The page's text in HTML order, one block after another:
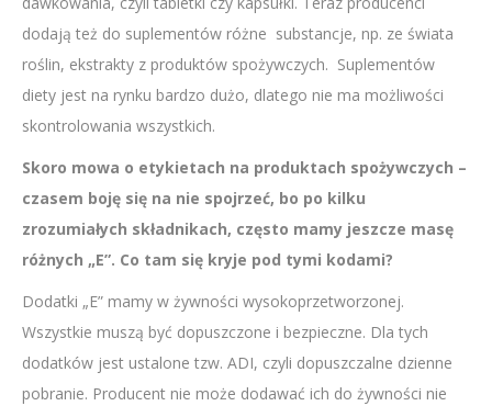
dodają też do suplementów różne substancje, np. ze świata
roślin, ekstrakty z produktów spożywczych. Suplementów
diety jest na rynku bardzo dużo, dlatego nie ma możliwości
skontrolowania wszystkich.
Skoro mowa o etykietach na produktach spożywczych –
czasem boję się na nie spojrzeć, bo po kilku
zrozumiałych składnikach, często mamy jeszcze masę
różnych „E”. Co tam się kryje pod tymi kodami?
Dodatki „E” mamy w żywności wysokoprzetworzonej.
Wszystkie muszą być dopuszczone i bezpieczne. Dla tych
dodatków jest ustalone tzw. ADI, czyli dopuszczalne dzienne
pobranie. Producent nie może dodawać ich do żywności nie